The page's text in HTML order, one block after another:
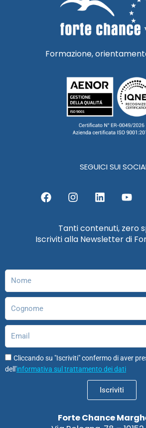
Formazione,
SEGUICI SUI
F
a
b
o
I
n
t
a
g
L
i
e
d
Y
o
u
b
Tanti contenuti, zero
Iscriviti alla Newsletter di
Cliccando su "Iscriviti" confermo di aver
dell'informativa sul trattamento dei dati
Iscriviti
Forte Chance